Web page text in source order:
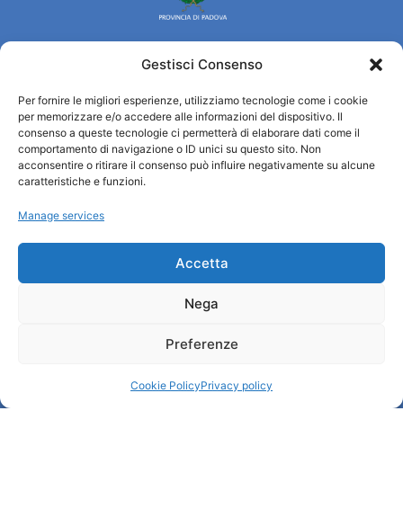
Gestisci Consenso
Per fornire le migliori esperienze, utilizziamo tecnologie come i cookie
per memorizzare e/o accedere alle informazioni del dispositivo. Il
consenso a queste tecnologie ci permetterà di elaborare dati come il
comportamento di navigazione o ID unici su questo sito. Non
acconsentire o ritirare il consenso può influire negativamente su alcune
caratteristiche e funzioni.
Manage services
Accetta
Nega
Preferenze
Cookie PolicyPrivacy policy
Turismo Padova
Qui sommes-nous ?
Information et accueil des tourist / IAT
Privacy policy
Credits
Administration transparente
Accueil et informations utiles
Télécharger les brochures